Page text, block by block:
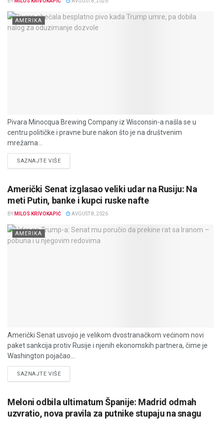
AMERIKA
Pivara Minocqua Brewing Company iz Wisconsin-a našla se u
centru političke i pravne bure nakon što je na društvenim
mrežama...
SAZNAJTE VIŠEDETAILS
Američki Senat izglasao veliki udar na Rusiju: Na
meti Putin, banke i kupci ruske nafte
BY MILOS KRIVOKAPIĆ AVGUST 8, 2026
AMERIKA
Američki Senat usvojio je velikom dvostranačkom većinom novi
paket sankcija protiv Rusije i njenih ekonomskih partnera, čime je
Washington pojačao...
SAZNAJTE VIŠEDETAILS
Meloni odbila ultimatum Španije: Madrid odmah
uzvratio, nova pravila za putnike stupaju na snagu